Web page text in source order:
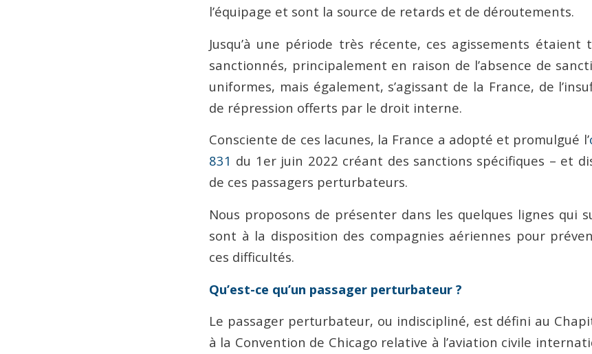
l’équipage et sont la source de retards et de déroutements.
Jusqu’à une période très récente, ces agissements
sanctionnés, principalement en raison de l’absence de
uniformes, mais également, s’agissant de la France, de
de répression offerts par le droit interne.
Consciente de ces lacunes, la France a adopté et promulgué l’
831 du 1er juin 2022 créant des sanctions spécifiques – et
de ces passagers perturbateurs.
Nous proposons de présenter dans les quelques lignes qui
sont à la disposition des compagnies aériennes pour
ces difficultés.
Qu’est-ce qu’un passager perturbateur ?
Le passager perturbateur, ou indiscipliné, est défini au
à la Convention de Chicago relative à l’aviation civile